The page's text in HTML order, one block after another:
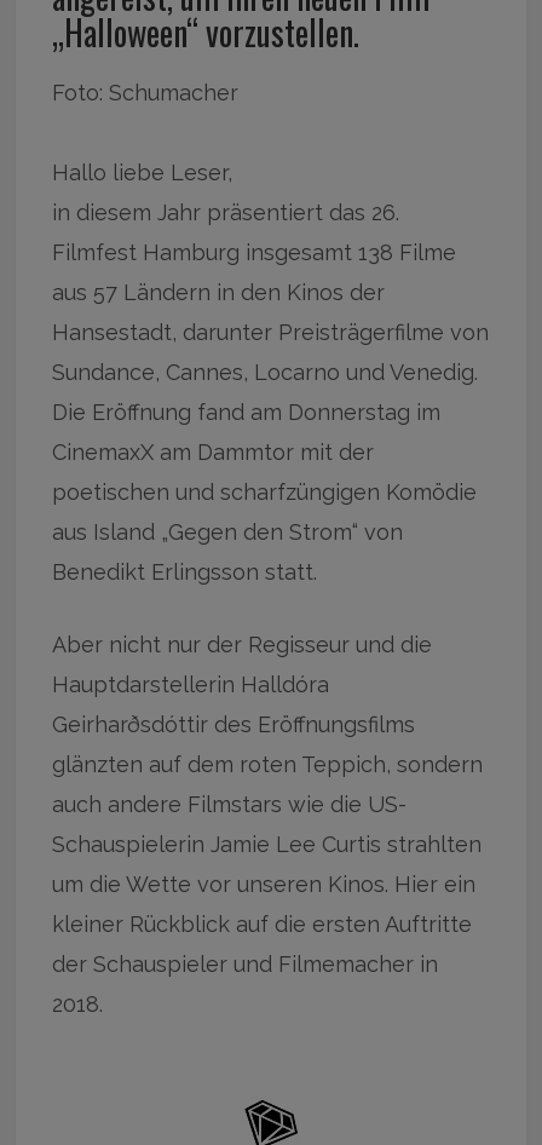
„Halloween“ vorzustellen.
Foto: Schumacher
Hallo liebe Leser,
in diesem Jahr präsentiert das 26.
Filmfest Hamburg insgesamt 138 Filme
aus 57 Ländern in den Kinos der
Hansestadt, darunter Preisträgerfilme von
Sundance, Cannes, Locarno und Venedig.
Die Eröffnung fand am Donnerstag im
CinemaxX am Dammtor mit der
poetischen und scharfzüngigen Komödie
aus Island „Gegen den Strom“ von
Benedikt Erlingsson statt.
Aber nicht nur der Regisseur und die
Hauptdarstellerin Halldóra
Geirharðsdóttir des Eröffnungsfilms
glänzten auf dem roten Teppich, sondern
auch andere Filmstars wie die US-
Schauspielerin Jamie Lee Curtis strahlten
um die Wette vor unseren Kinos. Hier ein
kleiner Rückblick auf die ersten Auftritte
der Schauspieler und Filmemacher in
2018.